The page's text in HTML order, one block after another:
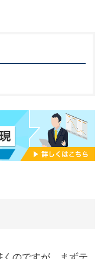
のですが、まずテ